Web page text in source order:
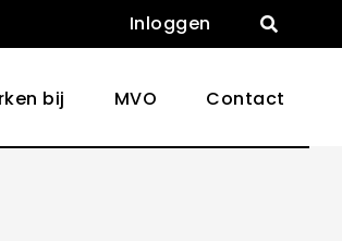
Inloggen 
bij MVO Contact